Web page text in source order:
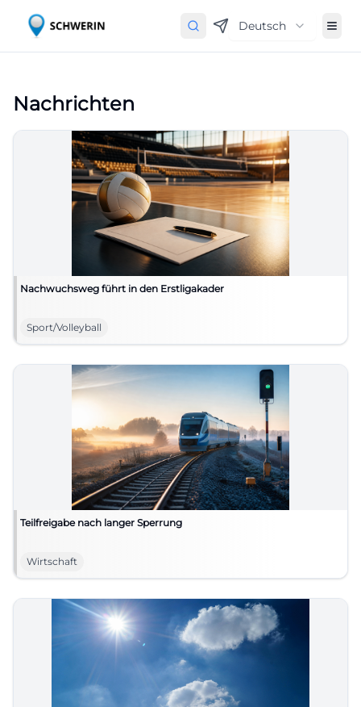
Deutsch
Nachrichten
Nachwuchsweg führt in den Erstligakader
Sport/Volleyball
Teilfreigabe nach langer Sperrung
Wirtschaft